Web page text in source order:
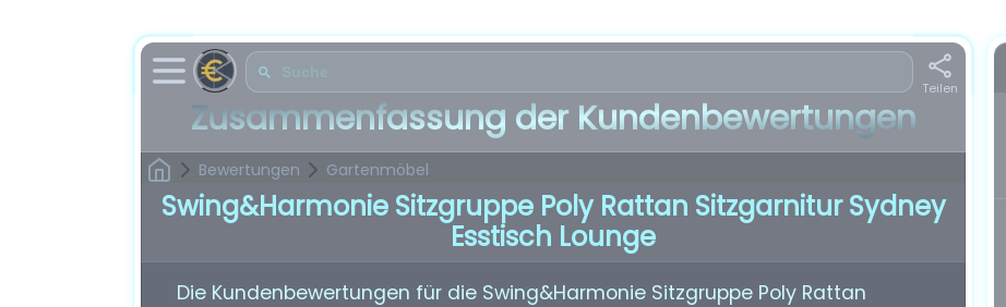
Teilen
Zusammenfassung der Kundenbewertungen
Bewertungen Gartenmöbel
Swing&Harmonie Sitzgruppe Poly Rattan Sitzgarnitur Sydney
Esstisch Lounge
Die Kundenbewertungen für die Swing&Harmonie Sitzgruppe Poly Rattan